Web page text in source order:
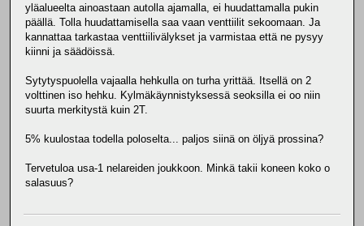
yläalueelta ainoastaan autolla ajamalla, ei huudattamalla pukin
päällä. Tolla huudattamisella saa vaan venttiilit sekoomaan. Ja
kannattaa tarkastaa venttiilivälykset ja varmistaa että ne pysyy
kiinni ja säädöissä.
Sytytyspuolella vajaalla hehkulla on turha yrittää. Itsellä on 2
volttinen iso hehku. Kylmäkäynnistyksessä seoksilla ei oo niin
suurta merkitystä kuin 2T.
5% kuulostaa todella poloselta... paljos siinä on öljyä prossina?
Tervetuloa usa-1 nelareiden joukkoon. Minkä takii koneen koko o
salasuus?